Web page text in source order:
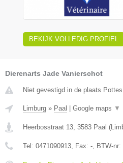
BEKIJK VOLLEDIG PROFIEL
Dierenarts Jade Vanierschot
Niet gevestigd in de plaats
Limburg » Paal Google maps ▼
Heerbosstraat 13 3583 Paal (
Tel: 0471090913 , Fax: - , BTW-nr: